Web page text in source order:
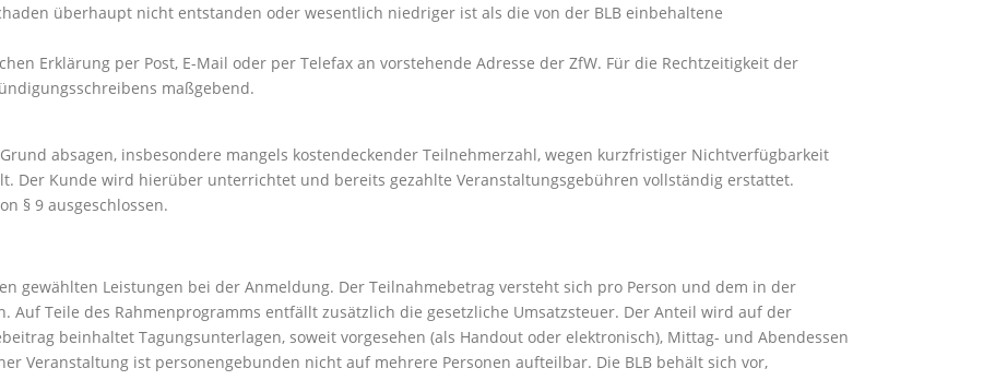
überhaupt nicht entstanden oder wesentlich niedriger ist als die von der BLB einbehaltene
Erklärung per Post, E-Mail oder per Telefax an vorstehende Adresse der ZfW. Für die Rechtzeitigkeit der
maßgebend.
absagen, insbesondere mangels kostendeckender Teilnehmerzahl, wegen kurzfristiger Nichtverfügbarkeit
Der Kunde wird hierüber unterrichtet und bereits gezahlte Veranstaltungsgebühren vollständig erstattet.
§ 9 ausgeschlossen.
gewählten Leistungen bei der Anmeldung. Der Teilnahmebetrag versteht sich pro Person und dem in der
Auf Teile des Rahmenprogramms entfällt zusätzlich die gesetzliche Umsatzsteuer. Der Anteil wird auf der
beinhaltet Tagungsunterlagen, soweit vorgesehen (als Handout oder elektronisch), Mittag- und Abendessen
Veranstaltung ist personengebunden nicht auf mehrere Personen aufteilbar. Die BLB behält sich vor,